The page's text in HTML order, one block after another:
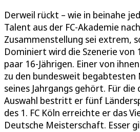
Derweil rückt – wie in beinahe
Talent aus der FC-Akademie
Zusammenstellung sei extrem,
Dominiert wird die Szenerie von
paar 16-Jährigen. Einer von
zu den bundesweit
seines Jahrgangs gehört. Für die
Auswahl bestritt er fünf
des 1. FC Köln erreichte er das
Deutsche Meisterschaft. Esser